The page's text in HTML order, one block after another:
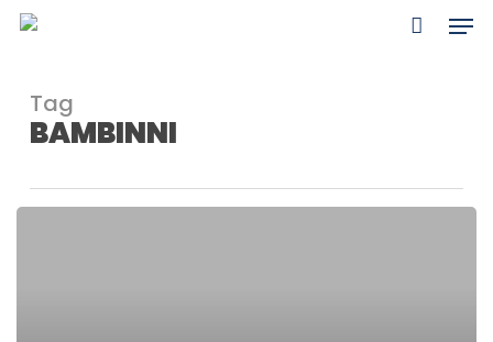
Skip
to
content
Tag
BAMBINNI
GRUPA